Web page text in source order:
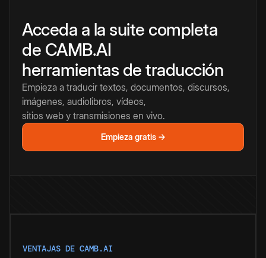
Acceda a la suite completa
de CAMB.AI
herramientas de traducción
Empieza a traducir textos, documentos, discursos,
imágenes, audiolibros, vídeos,
sitios web y transmisiones en vivo.
Empieza gratis →
VENTAJAS DE CAMB.AI